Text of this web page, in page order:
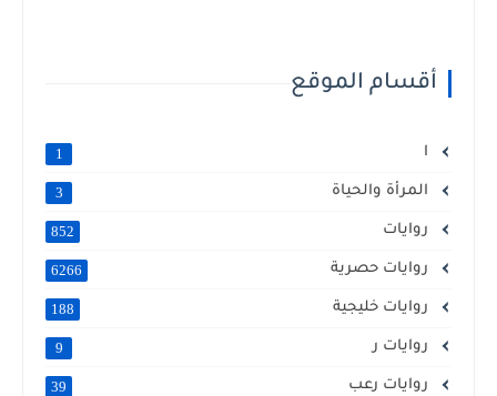
أقسام الموقع
ا 1
المرأة والحياة 3
روايات 852
روايات حصرية 6266
روايات خليجية 188
روايات ر 9
روايات رعب 39